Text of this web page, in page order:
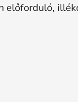
előforduló,